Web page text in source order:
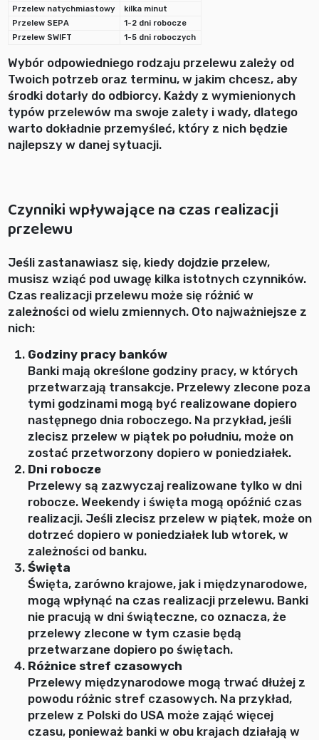
Przelew natychmiastowy
kilka minut
Przelew SEPA
1-2 dni robocze
Przelew SWIFT
1-5 dni roboczych
Wybór odpowiedniego rodzaju przelewu zależy od
Twoich potrzeb oraz terminu, w jakim chcesz, aby
środki dotarły do odbiorcy. Każdy z wymienionych
typów przelewów ma swoje zalety i wady, dlatego
warto dokładnie przemyśleć, który z nich będzie
najlepszy w danej sytuacji.
Czynniki wpływające na czas realizacji
przelewu
Jeśli zastanawiasz się, kiedy dojdzie przelew,
musisz wziąć pod uwagę kilka istotnych czynników.
Czas realizacji przelewu może się różnić w
zależności od wielu zmiennych. Oto najważniejsze z
nich:
Godziny pracy banków
Banki mają określone godziny pracy, w których
przetwarzają transakcje. Przelewy zlecone poza
tymi godzinami mogą być realizowane dopiero
następnego dnia roboczego. Na przykład, jeśli
zlecisz przelew w piątek po południu, może on
zostać przetworzony dopiero w poniedziałek.
Dni robocze
Przelewy są zazwyczaj realizowane tylko w dni
robocze. Weekendy i święta mogą opóźnić czas
realizacji. Jeśli zlecisz przelew w piątek, może on
dotrzeć dopiero w poniedziałek lub wtorek, w
zależności od banku.
Święta
Święta, zarówno krajowe, jak i międzynarodowe,
mogą wpłynąć na czas realizacji przelewu. Banki
nie pracują w dni świąteczne, co oznacza, że
przelewy zlecone w tym czasie będą
przetwarzane dopiero po świętach.
Różnice stref czasowych
Przelewy międzynarodowe mogą trwać dłużej z
powodu różnic stref czasowych. Na przykład,
przelew z Polski do USA może zająć więcej
czasu, ponieważ banki w obu krajach działają w